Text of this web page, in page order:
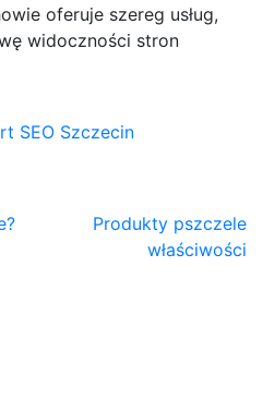
oferuje szereg usług,
widoczności stron
SEO Szczecin
Produkty pszczele
właściwości